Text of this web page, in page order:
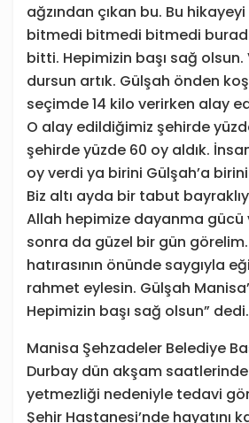
ağzından çıkan bu. Bu
bitmedi bitmedi bitmedi
bitti. Hepimizin başı sağ olsun.
dursun artık. Gülşah önden
seçimde 14 kilo verirken alay
O alay edildiğimiz şehirde
şehirde yüzde 60 oy aldık.
oy verdi ya birini Gülşah’a
Biz altı ayda bir tabut
Allah hepimize dayanma gücü
sonra da güzel bir gün görelim.
hatırasının önünde saygıyla
rahmet eylesin. Gülşah
Hepimizin başı sağ olsun” dedi.
Manisa Şehzadeler Belediye
Durbay dün akşam
yetmezliği nedeniyle tedavi
Şehir Hastanesi’nde hayatını